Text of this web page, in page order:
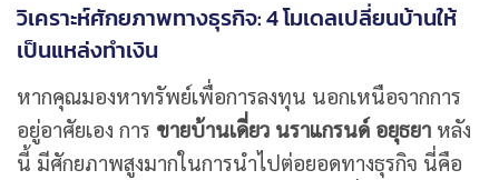
วิเคราะห์ศักยภาพทางธุรกิจ: 4 โมเดลเปลี่ยนบ้านให้
เป็นแหล่งทำเงิน
หากคุณมองหาทรัพย์เพื่อการลงทุน นอกเหนือจากการ
อยู่อาศัยเอง การ ขายบ้านเดี่ยว นราแกรนด์ อยุธยา หลัง
นี้ มีศักยภาพสูงมากในการนำไปต่อยอดทางธุรกิจ นี่คือ